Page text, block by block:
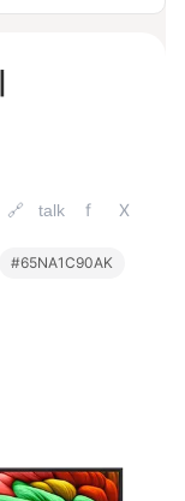
🔗 talk f X
#65NA1C90AK